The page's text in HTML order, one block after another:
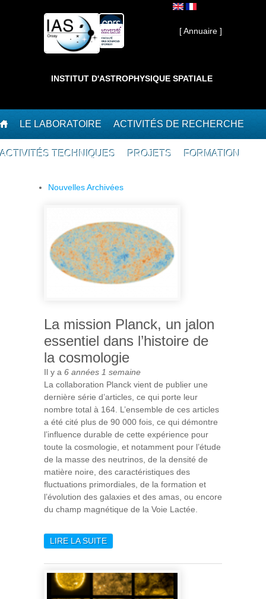
Interne ]
[ Annuaire ]
INSTITUT D'ASTROPHYSIQUE SPATIALE
LE LABORATOIRE ACTIVITÉS DE RECHERCHE
ACTIVITÉS TECHNIQUES PROJETS FORMATION
Nouvelles Archivées
La mission Planck, un jalon
essentiel dans l’histoire de
la cosmologie
Il y a 6 années 1 semaine
La collaboration Planck vient de publier une
dernière série d’articles, ce qui porte leur
nombre total à 164. L’ensemble de ces articles
a été cité plus de 90 000 fois, ce qui démontre
l’influence durable de cette expérience pour
toute la cosmologie, et notamment pour l’étude
de la masse des neutrinos, de la densité de
matière noire, des caractéristiques des
fluctuations primordiales, de la formation et
l’évolution des galaxies et des amas, ou encore
du champ magnétique de la Voie Lactée.
LIRE LA SUITEDE LA MISSION PLANCK, UN
L’HISTOIRE DE LA
COSMOLOGIE